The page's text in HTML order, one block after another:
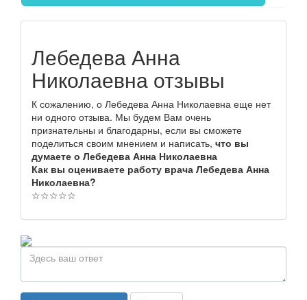
Лебедева Анна
Николаевна отзывы
К сожалению, о Лебедева Анна Николаевна еще нет
ни одного отзыва. Мы будем Вам очень
признательны и благодарны, если вы сможете
поделиться своим мнением и написать, что вы
думаете о Лебедева Анна Николаевна
Как вы оцениваете работу врача Лебедева Анна
Николаевна?
☆☆☆☆☆